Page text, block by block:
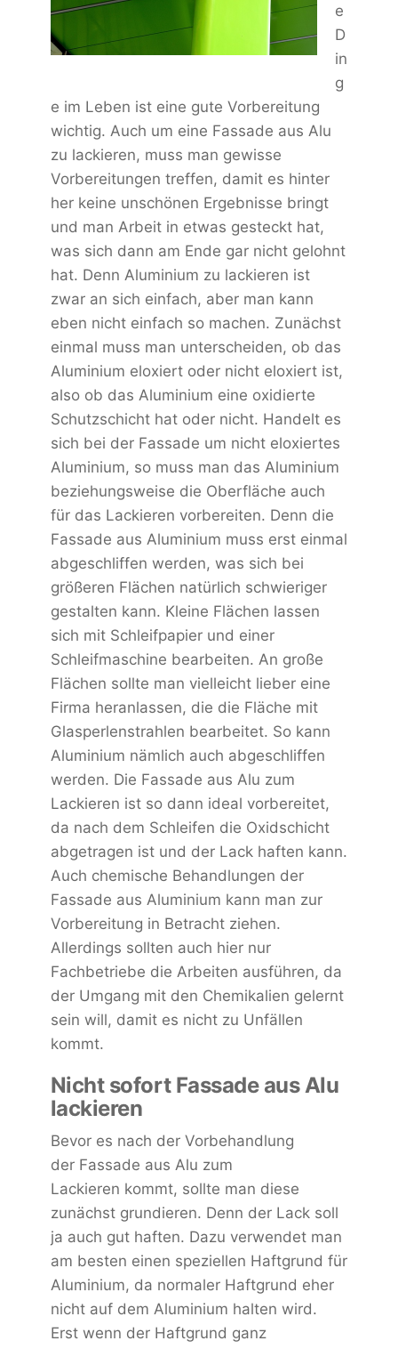
e
D
in
g
e im Leben ist eine gute Vorbereitung
wichtig. Auch um eine Fassade aus Alu
zu lackieren, muss man gewisse
Vorbereitungen treffen, damit es hinter
her keine unschönen Ergebnisse bringt
und man Arbeit in etwas gesteckt hat,
was sich dann am Ende gar nicht gelohnt
hat. Denn Aluminium zu lackieren ist
zwar an sich einfach, aber man kann
eben nicht einfach so machen. Zunächst
einmal muss man unterscheiden, ob das
Aluminium eloxiert oder nicht eloxiert ist,
also ob das Aluminium eine oxidierte
Schutzschicht hat oder nicht. Handelt es
sich bei der Fassade um nicht eloxiertes
Aluminium, so muss man das Aluminium
beziehungsweise die Oberfläche auch
für das Lackieren vorbereiten. Denn die
Fassade aus Aluminium muss erst einmal
abgeschliffen werden, was sich bei
größeren Flächen natürlich schwieriger
gestalten kann. Kleine Flächen lassen
sich mit Schleifpapier und einer
Schleifmaschine bearbeiten. An große
Flächen sollte man vielleicht lieber eine
Firma heranlassen, die die Fläche mit
Glasperlenstrahlen bearbeitet. So kann
Aluminium nämlich auch abgeschliffen
werden. Die Fassade aus Alu zum
Lackieren ist so dann ideal vorbereitet,
da nach dem Schleifen die Oxidschicht
abgetragen ist und der Lack haften kann.
Auch chemische Behandlungen der
Fassade aus Aluminium kann man zur
Vorbereitung in Betracht ziehen.
Allerdings sollten auch hier nur
Fachbetriebe die Arbeiten ausführen, da
der Umgang mit den Chemikalien gelernt
sein will, damit es nicht zu Unfällen
kommt.
Nicht sofort Fassade aus Alu
lackieren
Bevor es nach der Vorbehandlung
der Fassade aus Alu zum
Lackieren kommt, sollte man diese
zunächst grundieren. Denn der Lack soll
ja auch gut haften. Dazu verwendet man
am besten einen speziellen Haftgrund für
Aluminium, da normaler Haftgrund eher
nicht auf dem Aluminium halten wird.
Erst wenn der Haftgrund ganz